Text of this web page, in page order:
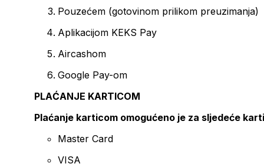
Pouzećem (gotovinom prilikom preuzimanja)
Aplikacijom KEKS Pay
Aircashom
Google Pay-om
PLAĆANJE KARTICOM
Plaćanje karticom omogućeno je za sljedeće
Master Card
VISA